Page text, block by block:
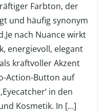
Farbton, der
und häufig synonym
nach Nuance wirkt
energievoll, elegant
kraftvoller Akzent
Action-Button auf
in den
Kosmetik. In […]